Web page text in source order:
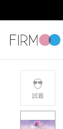
試着